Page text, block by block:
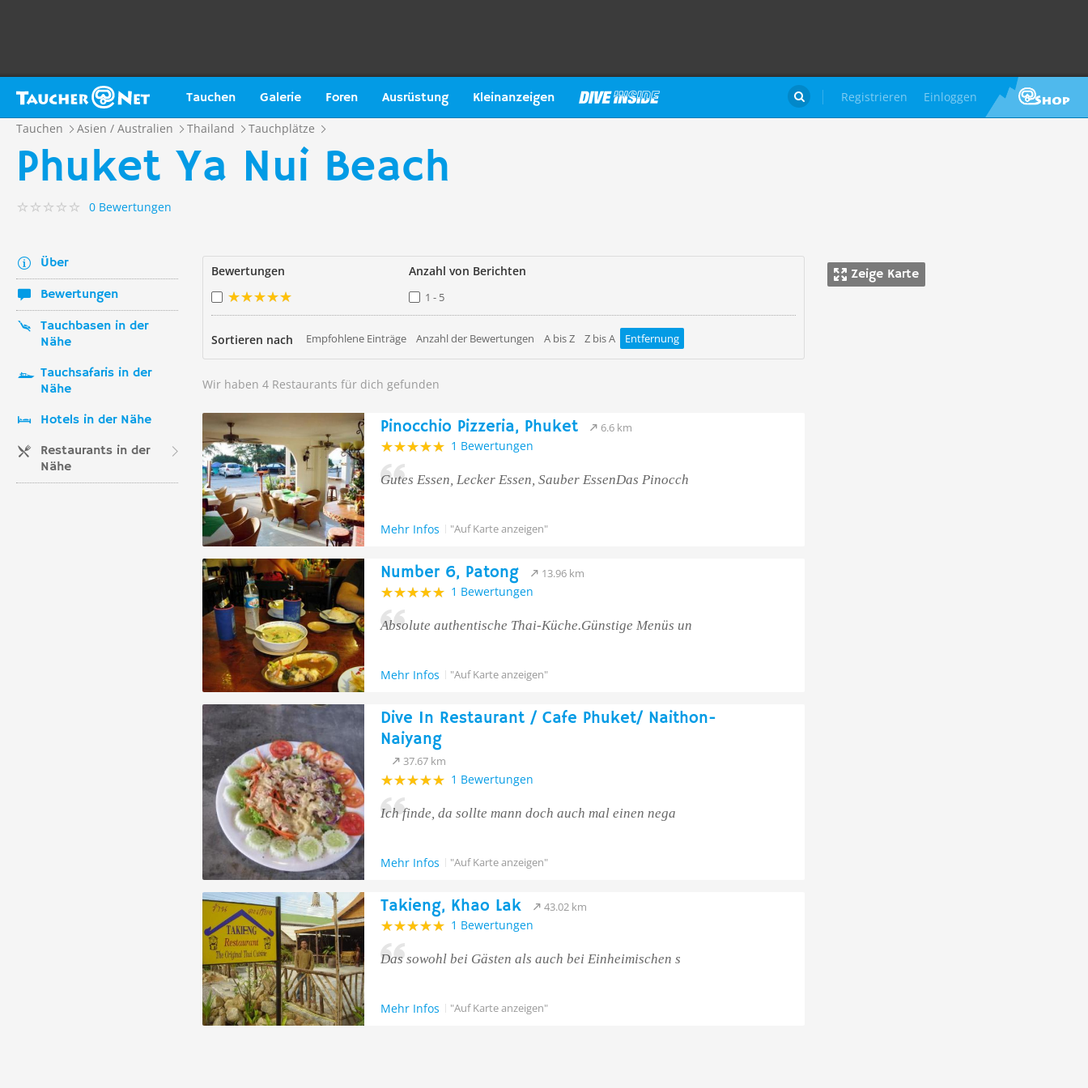
Tauchen Galerie Foren Ausrüstung Kleinanzeigen Registrieren Einloggen

Tauchen Asien / Australien Thailand Tauchplätze
Phuket Ya Nui Beach
0 Bewertungen
Über
Bewertungen
Tauchbasen in der
Nähe
Tauchsafaris in der
Nähe
Hotels in der Nähe
Restaurants in der
Nähe
Zeige Karte
Bewertungen Anzahl von Berichten
1 - 5
Sortieren nach Empfohlene Einträge Anzahl der Bewertungen A bis Z Z bis A Entfernung
Wir haben 4 Restaurants für dich gefunden
Pinocchio Pizzeria, Phuket 6.6 km
1 Bewertungen
Gutes Essen, Lecker Essen, Sauber EssenDas Pinocch
Mehr Infos "Auf Karte anzeigen"
Number 6, Patong 13.96 km
1 Bewertungen
Absolute authentische Thai-Küche.Günstige Menüs un
Mehr Infos "Auf Karte anzeigen"
Dive In Restaurant / Cafe Phuket/ Naithon-
Naiyang
37.67 km
1 Bewertungen
Ich finde, da sollte mann doch auch mal einen nega
Mehr Infos "Auf Karte anzeigen"
Takieng, Khao Lak 43.02 km
1 Bewertungen
Das sowohl bei Gästen als auch bei Einheimischen s
Mehr Infos "Auf Karte anzeigen"